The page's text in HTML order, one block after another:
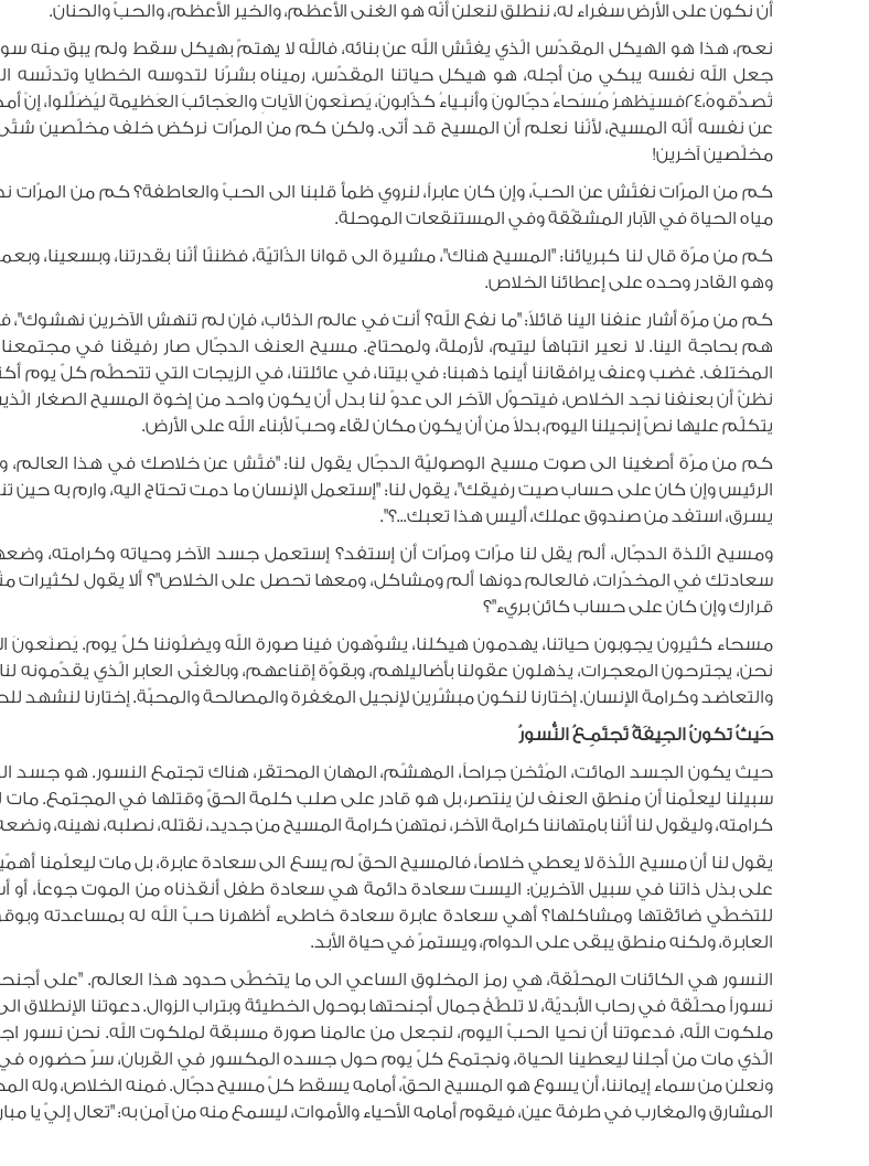
أن نكون على الأرض سفراء له، ننطلق لنعلن أنّه هو الغنى الأعظم، والخير الأعظم، والحبّ والحنان.
نعم، هذا هو الهيكل المقدّس الّذي يفتّش الله عن بنائه، فالله لا يهتمّ بهيكل سقط ولم يبق منه سوى
جعل الله نفسه يبكي من أجله، هو هيكل حياتنا المقدّس، رميناه بشرّنا لتدوسه الخطايا
تُصدِّقوهُ،24فسيَظهرُ مُسَحاءُ دجّالونَ وأنبـياءُ كذّابونَ، يَصنَعونَ الآياتِ والعَجائبَ العَظيمةَ
عن نفسه أنّه المسيح، لأنّنا نعلم أن المسيح قد أتى. ولكن كم من المرّات نركض خلف مخلّصين
مخلّصين آخرين!
كم من المرّات نفتّش عن الحبّ، وإن كان عابراً، لنروي ظمأ قلبنا الى الحبّ والعاطفة؟ كم من
مياه الحياة في الآبار المشقّقة وفي المستنقعات الموحلة.
كم من مرّة قال لنا كبريائنا: "المسيح هناك"، مشيرة الى قوانا الذّاتيّة، فظننّا أنّنا بقدرتنا،
وهو القادر وحده على إعطائنا الخلاص.
كم من مرّة أشار عنفنا الينا قائلاً: "ما نفع الله؟ أنت في عالم الذئاب، فإن لم تنهش الآخرين
هم بحاجة الينا. لا نعير انتباهاً ليتيم، لأرملة، ولمحتاج. مسيح العنف الدجّال صار رفيقنا في
المختلف. غضب وعنف يرافقاننا أينما ذهبنا: في بيتنا، في عائلتنا، في الزيجات التي تتحطّم كلّ يوم
نظنّ أن بعنفنا نجد الخلاص، فيتحوّل الآخر الى عدوّ لنا بدل أن يكون واحد من إخوة المسيح
يتكلّم عليها نصّ إنجيلنا اليوم، بدلاً من أن يكون مكان لقاء وحبّ لأبناء الله على الأرض.
كم من مرّة أصغينا الى صوت مسيح الوصوليّة الدجّال يقول لنا: "فتّش عن خلاصك في هذا العالم،
الرئيس وإن كان على حساب صيت رفيقك"، يقول لنا: "إستعمل الإنسان ما دمت تحتاج اليه، وارم به
يسرق، استفد من صندوق عملك، أليس هذا تعبك...؟".
ومسيح الّلذة الدجّال، ألم يقل لنا مرّات ومرّات أن إستفد؟ إستعمل جسد الآخر وحياته وكرامته،
سعادتك في المخدّرات، فالعالم دونها ألم ومشاكل، ومعها تحصل على الخلاص"؟ ألا يقول لكثيرات
قرارك وإن كان على حساب كائن بريء"؟
مسحاء كثيرون يجوبون حياتنا، يهدمون هيكلنا، يشوّهون فينا صورة الله ويضلّوننا كلّ يوم. يَصنَعونَ
نحن، يجترحون المعجرات، يذهلون عقولنا بأضاليلهم، وبقوّة إقناعهم، وبالغنّى العابر الّذي يقدّمونه
والتعاضد وكرامة الإنسان. إختارنا لنكون مبشّرين لإنجيل المغفرة والمصالحة والمحبّة. إختارنا لنشهد
حَيثُ تكونُ الجِيفَةُ تَجتَمِـعُ النُّسورُ
حيث يكون الجسد المائت، المُثخن جراحاً، المهشّم، المهان المحتقر، هناك تجتمع النسور. هو جسد
سبيلنا ليعلّمنا أن منطق العنف لن ينتصر، بل هو قادر على صلب كلمة الحقّ وقتلها في المجتمع. مات
كرامته، وليقول لنا أنّنا بامتهاننا كرامة الآخر، نمتهن كرامة المسيح من جديد، نقتله، نصلبه، نهينه، ونضعه
يقول لنا أن مسيح اللّذة لا يعطي خلاصاً، فالمسيح الحقّ لم يسع الى سعادة عابرة، بل مات ليعلّمنا
على بذل ذاتنا في سبيل الآخرين: اليست سعادة دائمة هي سعادة طفل أنقذناه من الموت جوعاً،
للتخطّي ضائقتها ومشاكلها؟ أهي سعادة عابرة سعادة خاطىء أظهرنا حبّ الله له بمساعدته
العابرة، ولكنه منطق يبقى على الدوام، ويستمرّ في حياة الأبد.
النسور هي الكائنات المحلّقة، هي رمز المخلوق الساعي الى ما يتخطّى حدود هذا العالم. "على
نسوراً محلّقة في رحاب الأبديّة، لا تلطّخ جمال أجنحتها بوحول الخطيئة وبتراب الزوال. دعوتنا
ملكوت الله، فدعوتنا أن نحيا الحبّ اليوم، لنجعل من عالمنا صورة مسبقة لملكوت الله. نحن
الّذي مات من أجلنا ليعطينا الحياة، ونجتمع كلّ يوم حول جسده المكسور في القربان، سرّ حضوره في
ونعلن من سماء إيماننا، أن يسوع هو المسيح الحقّ، أمامه يسقط كلّ مسيح دجّال. فمنه الخلاص، وله
المشارق والمغارب في طرفة عين، فيقوم أمامه الأحياء والأموات، ليسمع منه من آمن به: "تعال إليّ يا